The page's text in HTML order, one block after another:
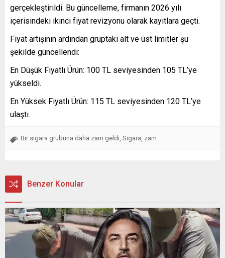
gerçekleştirildi. Bu güncelleme, firmanın 2026 yılı
içerisindeki ikinci fiyat revizyonu olarak kayıtlara geçti.
Fiyat artışının ardından gruptaki alt ve üst limitler şu
şekilde güncellendi:
En Düşük Fiyatlı Ürün: 100 TL seviyesinden 105 TL’ye
yükseldi.
En Yüksek Fiyatlı Ürün: 115 TL seviyesinden 120 TL’ye
ulaştı.
Bir sigara grubuna daha zam geldi Sigara zam
Benzer Konular